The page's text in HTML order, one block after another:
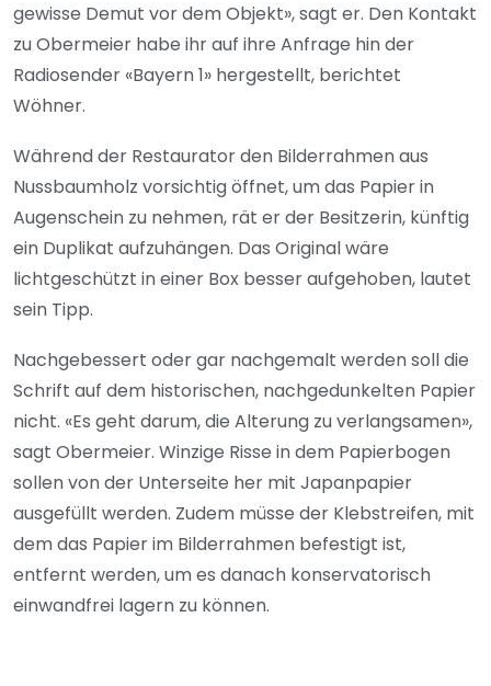
gewisse Demut vor dem Objekt», sagt er. Den Kontakt
zu Obermeier habe ihr auf ihre Anfrage hin der
Radiosender «Bayern 1» hergestellt, berichtet
Wöhner.
Während der Restaurator den Bilderrahmen aus
Nussbaumholz vorsichtig öffnet, um das Papier in
Augenschein zu nehmen, rät er der Besitzerin, künftig
ein Duplikat aufzuhängen. Das Original wäre
lichtgeschützt in einer Box besser aufgehoben, lautet
sein Tipp.
Nachgebessert oder gar nachgemalt werden soll die
Schrift auf dem historischen, nachgedunkelten Papier
nicht. «Es geht darum, die Alterung zu verlangsamen»,
sagt Obermeier. Winzige Risse in dem Papierbogen
sollen von der Unterseite her mit Japanpapier
ausgefüllt werden. Zudem müsse der Klebstreifen, mit
dem das Papier im Bilderrahmen befestigt ist,
entfernt werden, um es danach konservatorisch
einwandfrei lagern zu können.